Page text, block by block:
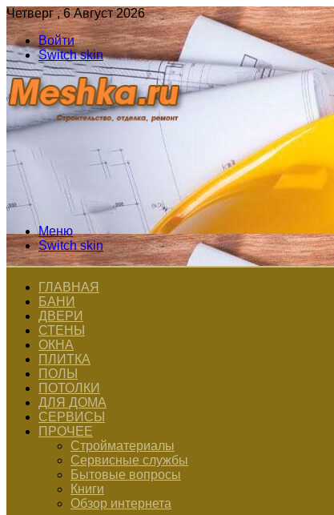
Четверг , 6 Август 2026
Войти
Switch skin
Меню
Switch skin
ГЛАВНАЯ
БАНИ
ДВЕРИ
СТЕНЫ
ОКНА
ПЛИТКА
ПОЛЫ
ПОТОЛКИ
ДЛЯ ДОМА
СЕРВИСЫ
ПРОЧЕЕ
Стройматериалы
Сервисные службы
Бытовые вопросы
Книги
Обзор интернета